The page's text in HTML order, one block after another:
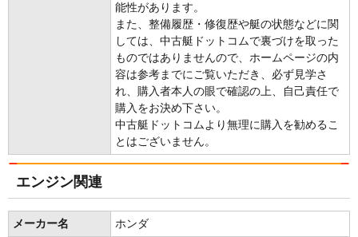
能性があります。
また、整備履歴・修復歴や艇の状態などに関
しては、中古艇ドットコムで裏づけを取った
ものではありませんので、ホームページの内
容は参考までにご覧いただき、必ず見学さ
れ、購入者本人の眼で確認の上、自己責任で
購入をお決め下さい。
中古艇ドットコムより無理に購入を勧めるこ
とはございません。
エンジン関連
メーカー名 ホンダ